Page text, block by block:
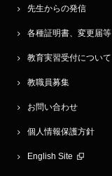
先生からの発信
各種証明書、変更届等
教育実習受付について
教職員募集
お問い合わせ
個人情報保護方針
English Site